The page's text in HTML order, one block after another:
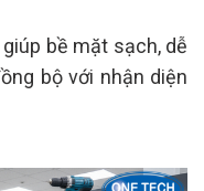
bề mặt sạch, dễ
bộ với nhận diện